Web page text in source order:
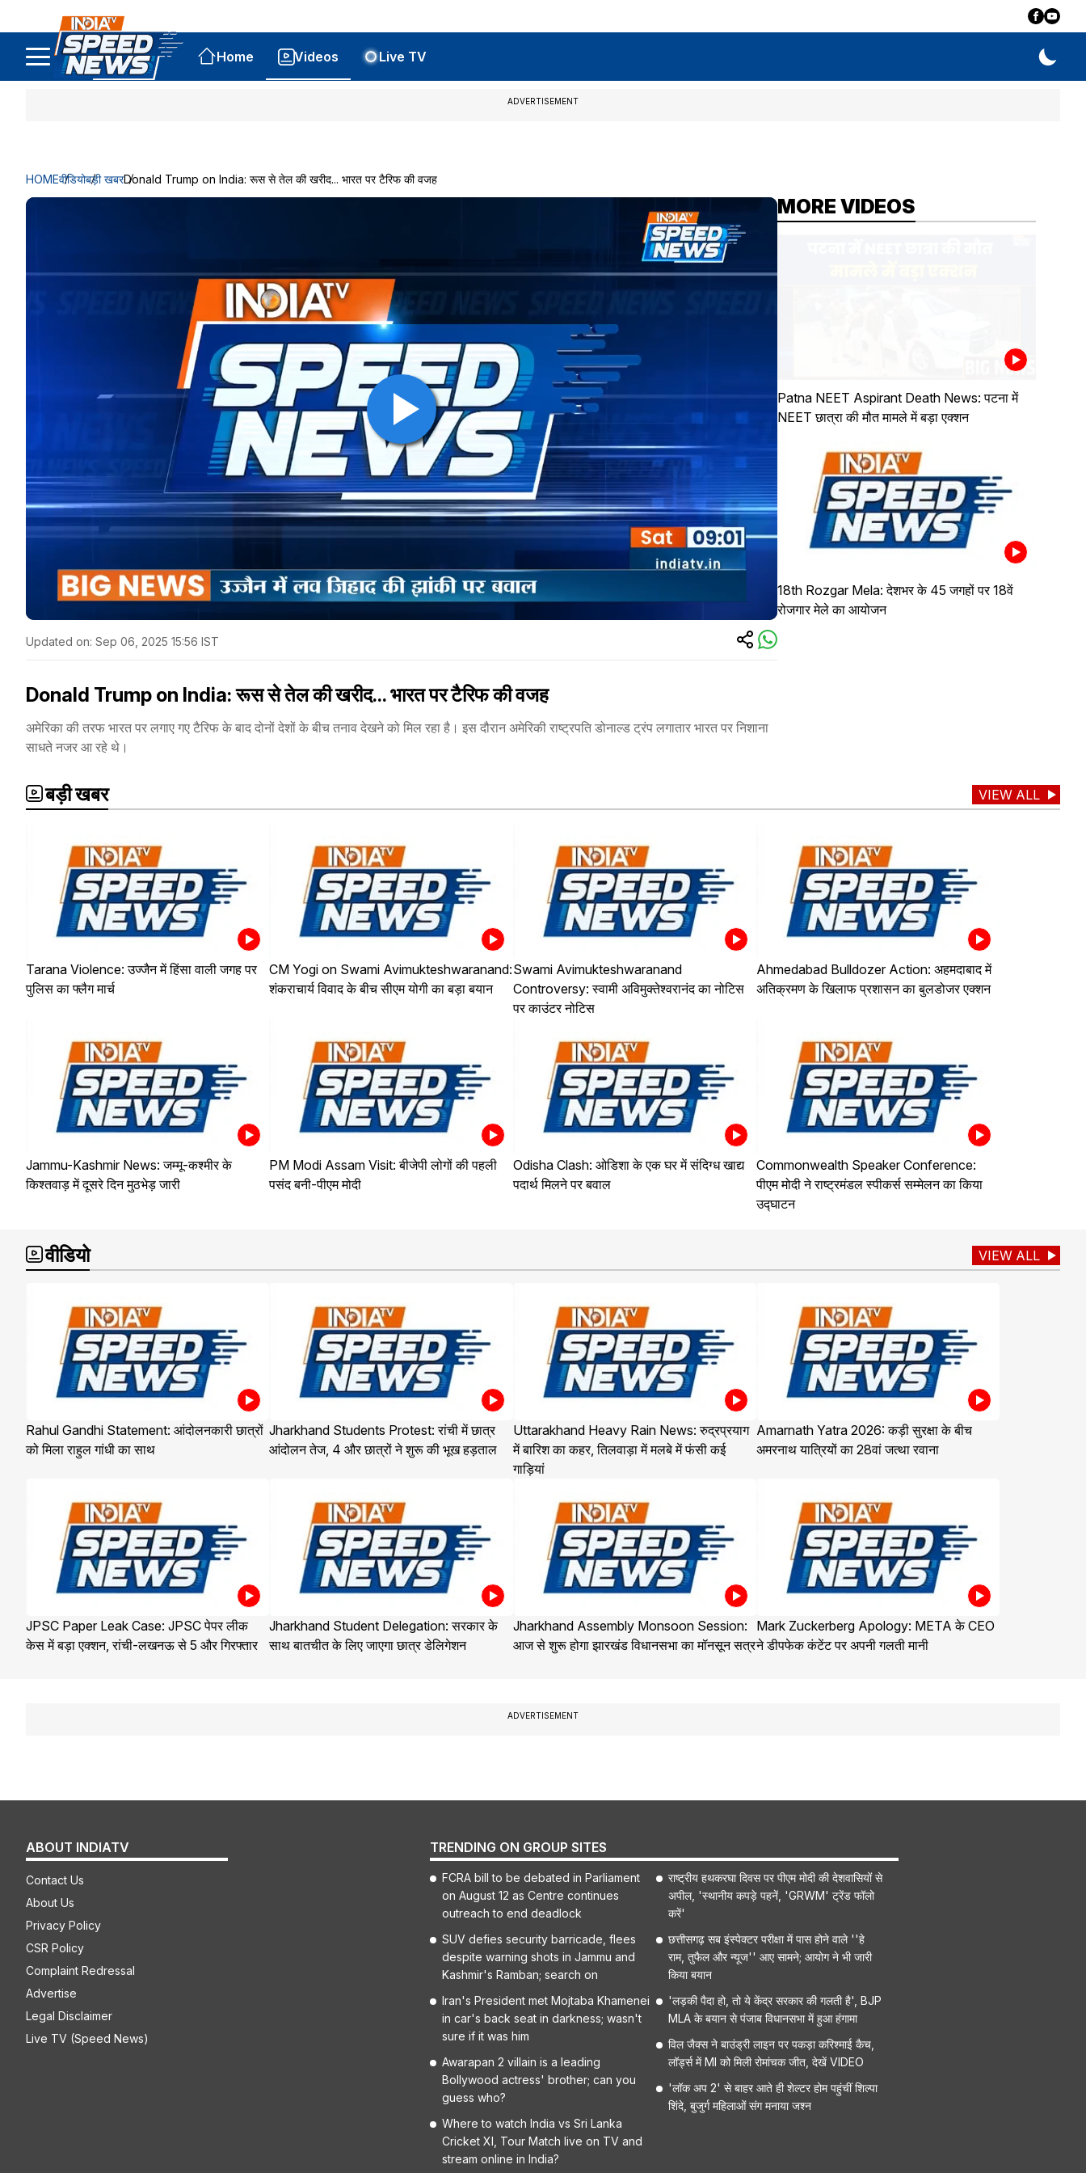
Home Videos Live TV
ADVERTISEMENT
HOMEवीडियोबड़ी खबरDonald Trump on India: रूस से तेल की खरीद... भारत पर टैरिफ की वजह
Updated on: Sep 06, 2025 15:56 IST
Donald Trump on India: रूस से तेल की खरीद... भारत पर टैरिफ की वजह
अमेरिका की तरफ भारत पर लगाए गए टैरिफ के बाद दोनों देशों के बीच तनाव देखने को मिल रहा है। इस दौरान अमेरिकी राष्ट्रपति डोनाल्ड ट्रंप लगातार भारत पर निशाना
साधते नजर आ रहे थे।
MORE VIDEOS
Patna NEET Aspirant Death News: पटना में
NEET छात्रा की मौत मामले में बड़ा एक्शन
18th Rozgar Mela: देशभर के 45 जगहों पर 18वें
रोजगार मेले का आयोजन
बड़ी खबर VIEW ALL
Tarana Violence: उज्जैन में हिंसा वाली जगह पर
पुलिस का फ्लैग मार्च
CM Yogi on Swami Avimukteshwaranand:
शंकराचार्य विवाद के बीच सीएम योगी का बड़ा बयान
Swami Avimukteshwaranand
Controversy: स्वामी अविमुक्तेश्वरानंद का नोटिस
पर काउंटर नोटिस
Ahmedabad Bulldozer Action: अहमदाबाद में
अतिक्रमण के खिलाफ प्रशासन का बुलडोजर एक्शन
Jammu-Kashmir News: जम्मू-कश्मीर के
किश्तवाड़ में दूसरे दिन मुठभेड़ जारी
PM Modi Assam Visit: बीजेपी लोगों की पहली
पसंद बनी-पीएम मोदी
Odisha Clash: ओडिशा के एक घर में संदिग्ध खाद्य
पदार्थ मिलने पर बवाल
Commonwealth Speaker Conference:
पीएम मोदी ने राष्ट्रमंडल स्पीकर्स सम्मेलन का किया
उद्घाटन
वीडियो VIEW ALL
Rahul Gandhi Statement: आंदोलनकारी छात्रों
को मिला राहुल गांधी का साथ
Jharkhand Students Protest: रांची में छात्र
आंदोलन तेज, 4 और छात्रों ने शुरू की भूख हड़ताल
Uttarakhand Heavy Rain News: रुद्रप्रयाग
में बारिश का कहर, तिलवाड़ा में मलबे में फंसी कई
गाड़ियां
Amarnath Yatra 2026: कड़ी सुरक्षा के बीच
अमरनाथ यात्रियों का 28वां जत्था रवाना
JPSC Paper Leak Case: JPSC पेपर लीक
केस में बड़ा एक्शन, रांची-लखनऊ से 5 और गिरफ्तार
Jharkhand Student Delegation: सरकार के
साथ बातचीत के लिए जाएगा छात्र डेलिगेशन
Jharkhand Assembly Monsoon Session:
आज से शुरू होगा झारखंड विधानसभा का मॉनसून सत्र
Mark Zuckerberg Apology: META के CEO
ने डीपफेक कंटेंट पर अपनी गलती मानी
ADVERTISEMENT
ABOUT INDIATV
Contact Us
About Us
Privacy Policy
CSR Policy
Complaint Redressal
Advertise
Legal Disclaimer
Live TV (Speed News)
TRENDING ON GROUP SITES
FCRA bill to be debated in Parliament
on August 12 as Centre continues
outreach to end deadlock
SUV defies security barricade, flees
despite warning shots in Jammu and
Kashmir's Ramban; search on
Iran's President met Mojtaba Khamenei
in car's back seat in darkness; wasn't
sure if it was him
Awarapan 2 villain is a leading
Bollywood actress' brother; can you
guess who?
Where to watch India vs Sri Lanka
Cricket XI, Tour Match live on TV and
stream online in India?
राष्ट्रीय हथकरघा दिवस पर पीएम मोदी की देशवासियों से
अपील, 'स्थानीय कपड़े पहनें, 'GRWM' ट्रेंड फॉलो
करें'
छत्तीसगढ़ सब इंस्पेक्टर परीक्षा में पास होने वाले ''हे
राम, तुफैल और न्यूज'' आए सामने; आयोग ने भी जारी
किया बयान
'लड़की पैदा हो, तो ये केंद्र सरकार की गलती है', BJP
MLA के बयान से पंजाब विधानसभा में हुआ हंगामा
विल जैक्स ने बाउंड्री लाइन पर पकड़ा करिश्माई कैच,
लॉर्ड्स में MI को मिली रोमांचक जीत, देखें VIDEO
'लॉक अप 2' से बाहर आते ही शेल्टर होम पहुंचीं शिल्पा
शिंदे, बुजुर्ग महिलाओं संग मनाया जश्न